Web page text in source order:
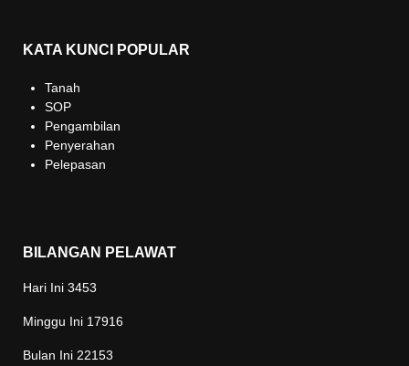
KATA KUNCI POPULAR
Tanah
SOP
Pengambilan
Penyerahan
Pelepasan
BILANGAN PELAWAT
Hari Ini 3453
Minggu Ini 17916
Bulan Ini 22153